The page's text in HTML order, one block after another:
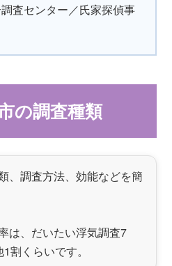
査センター／氏家探偵事
の調査種類
、調査方法、効能などを簡
は、だいたい浮気調査7
割くらいです。